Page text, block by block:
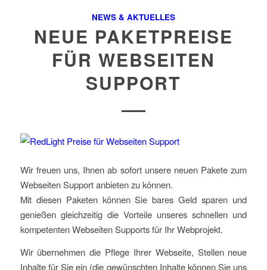
NEWS & AKTUELLES
NEUE PAKETPREISE
FÜR WEBSEITEN
SUPPORT
Wir freuen uns, Ihnen ab sofort unsere neuen Pakete zum
Webseiten Support anbieten zu können.
Mit diesen Paketen können Sie bares Geld sparen und
genießen gleichzeitig die Vorteile unseres schnellen und
kompetenten Webseiten Supports für Ihr Webprojekt.
Wir übernehmen die Pflege Ihrer Webseite, Stellen neue
Inhalte für Sie ein (die gewünschten Inhalte können Sie uns